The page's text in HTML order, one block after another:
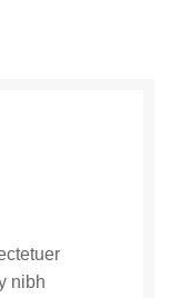
nibh